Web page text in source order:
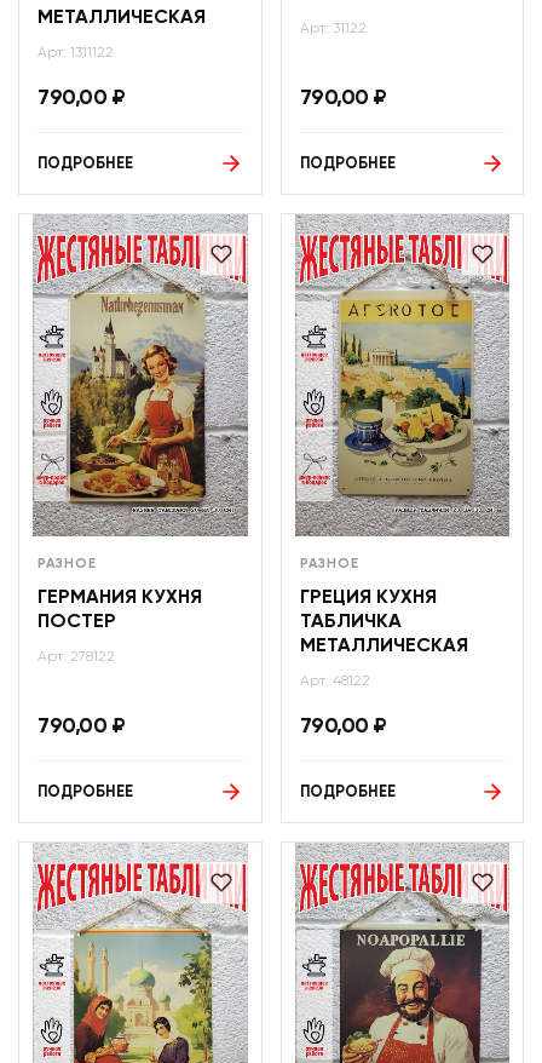
МЕТАЛЛИЧЕСКАЯ
Арт: 1311122
790,00 ₽
ПОДРОБНЕЕ
Арт: 31122
790,00 ₽
ПОДРОБНЕЕ
РАЗНОЕ
ГЕРМАНИЯ КУХНЯ
ПОСТЕР
Арт: 278122
790,00 ₽
ПОДРОБНЕЕ
РАЗНОЕ
ГРЕЦИЯ КУХНЯ
ТАБЛИЧКА
МЕТАЛЛИЧЕСКАЯ
Арт: 48122
790,00 ₽
ПОДРОБНЕЕ